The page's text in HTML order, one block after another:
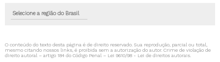
Selecione a região do Brasil
O conteúdo do texto desta página é de direito reservado. Sua reprodução, parcial ou total,
mesmo citando nossos links, é proibida sem a autorização do autor. Crime de violação de
direito autoral – artigo 184 do Código Penal – Lei 9610/98 - Lei de direitos autorais.